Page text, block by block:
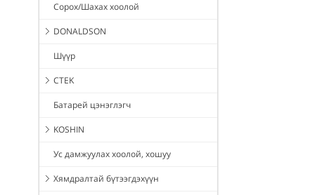
Сорох/Шахах хоолой
DONALDSON
Шүүр
CTEK
Батарей цэнэглэгч
KOSHIN
Ус дамжуулах хоолой, хошуу
Хямдралтай бүтээгдэхүүн